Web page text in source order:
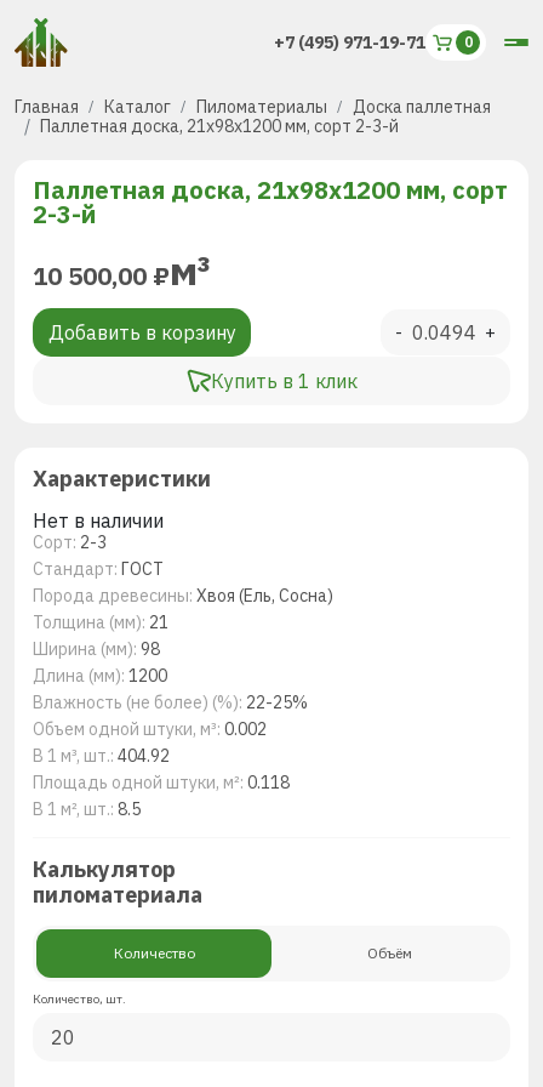
+7 (495) 971-19-71
Главная Каталог Пиломатериалы
Доска паллетная
Паллетная доска, 21х98х1200 мм, сорт 2-3-й
Паллетная доска, 21х98х1200 мм, сорт
2-3-й
10 500,00 ₽м³
Добавить в корзину
Купить в 1 клик
- +
Характеристики
Нет в наличии
Сорт: 2-3
Стандарт: ГОСТ
Порода древесины: Хвоя (Ель, Сосна)
Толщина (мм): 21
Ширина (мм): 98
Длина (мм): 1200
Влажность (не более) (%): 22-25%
Объем одной штуки, м³: 0.002
В 1 м³, шт.: 404.92
Площадь одной штуки, м²: 0.118
В 1 м², шт.: 8.5
Калькулятор
пиломатериала
Количество Объём
Количество, шт.